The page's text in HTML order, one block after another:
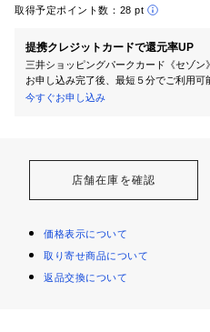
取得予定ポイント数： 28 pt
提携クレジットカードで還元率UP
三井ショッピングパークカード《セゾン
お申し込み完了後、最短５分でご利用可
今すぐお申し込み
店舗在庫を確認
価格表示について
取り寄せ商品について
返品交換について